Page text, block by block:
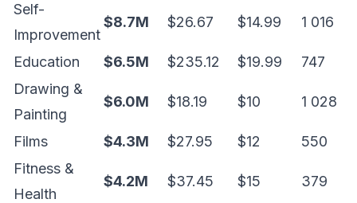
Self-
Improvement
$8.7M $26.67 $14.99 1 016
Education $6.5M $235.12 $19.99
747
Drawing &
Painting
$6.0M $18.19 $10 1 028
Films $4.3M $27.95 $12
550
Fitness &
Health
$4.2M $37.45 $15 379